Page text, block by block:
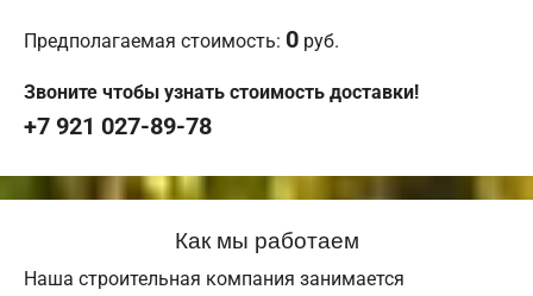
Предполагаемая стоимость: 0 руб.
Звоните чтобы узнать стоимость доставки!
+7 921 027-89-78
Как мы работаем
Наша строительная компания занимается